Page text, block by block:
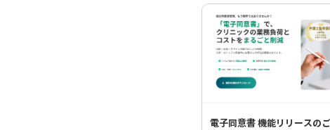
電子同意書 機能リリースの